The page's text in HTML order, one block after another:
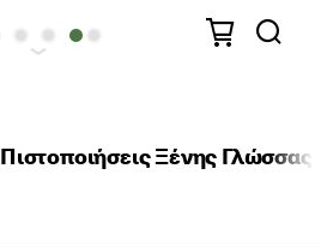
Πιστοποιήσεις Ξένης Γλώσσας